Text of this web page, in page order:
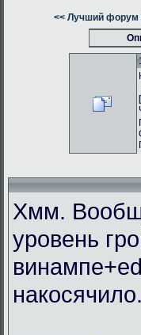
<< Лучший форум
Хмм.
уровень
накосячило.